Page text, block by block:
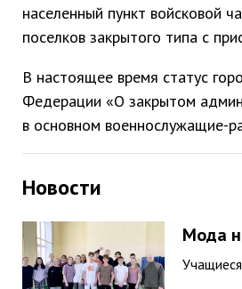
населенный пункт войсковой
поселков закрытого типа с
В настоящее время статус
Федерации «О закрытом
в основном военнослужащие-
Новости
Мода